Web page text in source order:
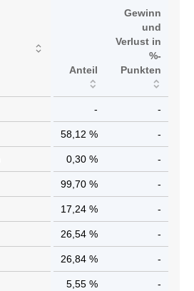
Anteil
Gewinn
und
Verlust in
%-
Punkten
- -
58,12 % -
0,30 % -
99,70 % -
17,24 % -
26,54 % -
26,84 % -
5,55 % -